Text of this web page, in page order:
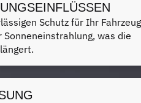
Schutz für Ihr
Sonneneinstrahlung, was die